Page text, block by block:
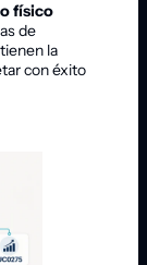
físico
de
la
con éxito